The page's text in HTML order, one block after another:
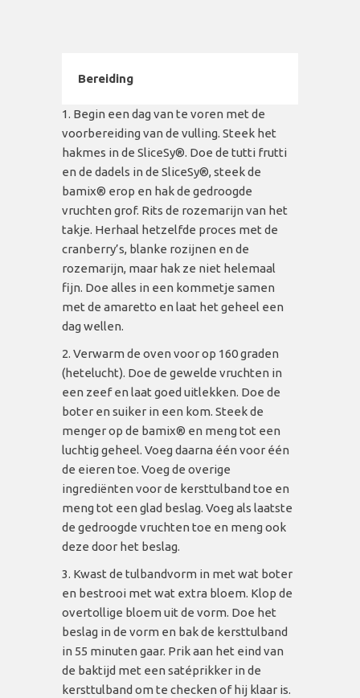
Bereiding
Begin een dag van te voren met de
voorbereiding van de vulling. Steek het
hakmes in de SliceSy®. Doe de tutti frutti
en de dadels in de SliceSy®, steek de
bamix® erop en hak de gedroogde
vruchten grof. Rits de rozemarijn van het
takje. Herhaal hetzelfde proces met de
cranberry’s, blanke rozijnen en de
rozemarijn, maar hak ze niet helemaal
fijn. Doe alles in een kommetje samen
met de amaretto en laat het geheel een
dag wellen.
Verwarm de oven voor op 160 graden
(hetelucht). Doe de gewelde vruchten in
een zeef en laat goed uitlekken. Doe de
boter en suiker in een kom. Steek de
menger op de bamix® en meng tot een
luchtig geheel. Voeg daarna één voor één
de eieren toe. Voeg de overige
ingrediënten voor de kersttulband toe en
meng tot een glad beslag. Voeg als laatste
de gedroogde vruchten toe en meng ook
deze door het beslag.
Kwast de tulbandvorm in met wat boter
en bestrooi met wat extra bloem. Klop de
overtollige bloem uit de vorm. Doe het
beslag in de vorm en bak de kersttulband
in 55 minuten gaar. Prik aan het eind van
de baktijd met een satéprikker in de
kersttulband om te checken of hij klaar is.